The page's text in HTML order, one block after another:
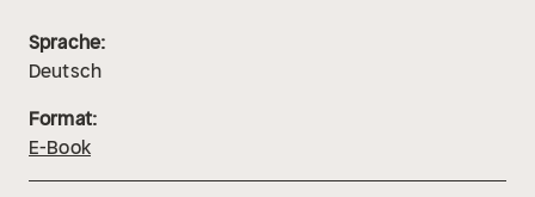
Sprache:
Deutsch
Format:
E-Book